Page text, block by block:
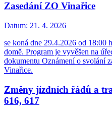
Zasedání ZO Vinařice
Datum: 21. 4. 2026
se koná dne 29.4.2026 od 18:00
domě. Program je vyvěšen na
dokumentu Oznámení o svolání
Vinařice.
Změny jízdních řádů a
616, 617